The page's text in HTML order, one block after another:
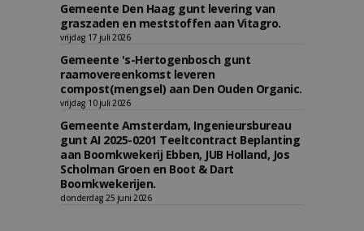
Gemeente Den Haag gunt levering van
graszaden en meststoffen aan Vitagro.
vrijdag 17 juli 2026
Gemeente 's-Hertogenbosch gunt
raamovereenkomst leveren
compost(mengsel) aan Den Ouden Organic.
vrijdag 10 juli 2026
Gemeente Amsterdam, Ingenieursbureau
gunt AI 2025-0201 Teeltcontract Beplanting
aan Boomkwekerij Ebben, JUB Holland, Jos
Scholman Groen en Boot & Dart
Boomkwekerijen.
donderdag 25 juni 2026